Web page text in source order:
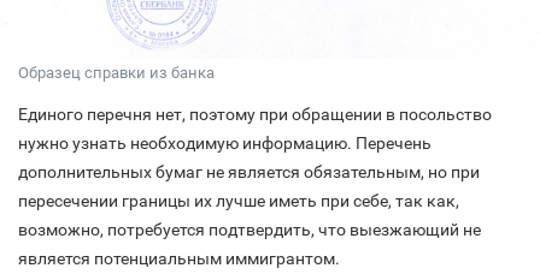
Образец справки из банка
Единого перечня нет, поэтому при обращении в посольство
нужно узнать необходимую информацию. Перечень
дополнительных бумаг не является обязательным, но при
пересечении границы их лучше иметь при себе, так как,
возможно, потребуется подтвердить, что выезжающий не
является потенциальным иммигрантом.